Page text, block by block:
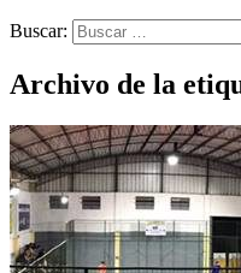
Buscar:
Archivo de la